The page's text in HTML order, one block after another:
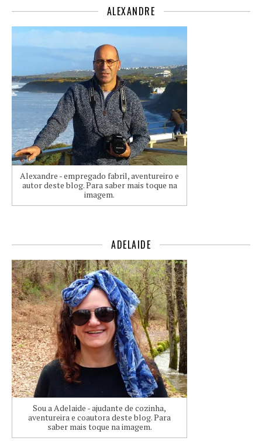
ALEXANDRE
Alexandre - empregado fabril, aventureiro e
autor deste blog. Para saber mais toque na
imagem.
ADELAIDE
Sou a Adelaide - ajudante de cozinha,
aventureira e coautora deste blog. Para
saber mais toque na imagem.